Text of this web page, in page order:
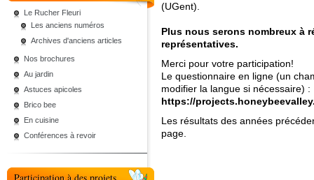
Le Rucher Fleuri
Les anciens numéros
Archives d'anciens articles
Nos brochures
Au jardin
Astuces apicoles
Brico bee
En cuisine
Conférences à revoir
(UGent).
Plus nous serons nombreux à
représentatives.
Merci pour votre participation!
Le questionnaire en ligne (un
modifier la langue si nécessaire) :
https://
Les résultats des années
page.